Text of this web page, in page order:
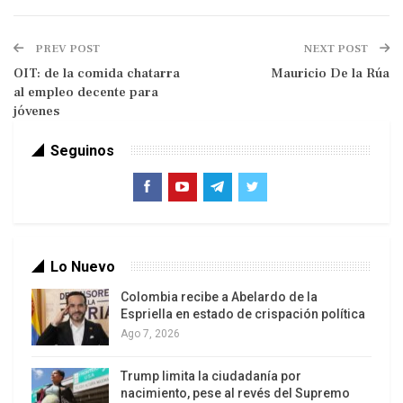
grabado para televisión a las 9.30 de la mañana,
que existe “falta de confianza en el mercado”, la
demanda de dólares catapultó el precio de la
divisa al record de 34,50 pesos (7,8% más que el
día anterior). Y el anuncio de un nuevo acuerdo
crédito por 50.000 millones de dólares a cambio
PREV POST
OIT: de la comida chatarra
al empleo decente para
jóvenes
NEXT POST
Mauricio De la Rúa
Seguinos
Lo Nuevo
Colombia recibe a Abelardo de la
Espriella en estado de crispación política
Ago 7, 2026
Trump limita la ciudadanía por
nacimiento, pese al revés del Supremo